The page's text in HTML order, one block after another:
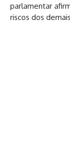
parlamentar
riscos dos